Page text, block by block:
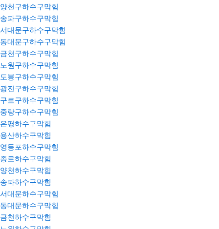
양천구하수구막힘
송파구하수구막힘
서대문구하수구막힘
동대문구하수구막힘
금천구하수구막힘
노원구하수구막힘
도봉구하수구막힘
광진구하수구막힘
구로구하수구막힘
중랑구하수구막힘
은평하수구막힘
용산하수구막힘
영등포하수구막힘
종로하수구막힘
양천하수구막힘
송파하수구막힘
서대문하수구막힘
동대문하수구막힘
금천하수구막힘